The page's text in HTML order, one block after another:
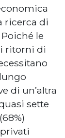
ricerca di
le
ritorni di
di un’altra
sette